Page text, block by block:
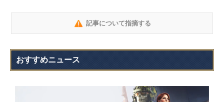
記事について指摘する
おすすめニュース